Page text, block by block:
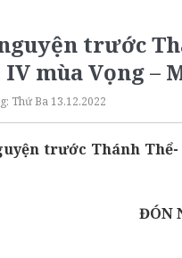
trước
mùa Vọng –
Thứ Ba 13.12.2022
trước Thánh Thể-
ĐÓN